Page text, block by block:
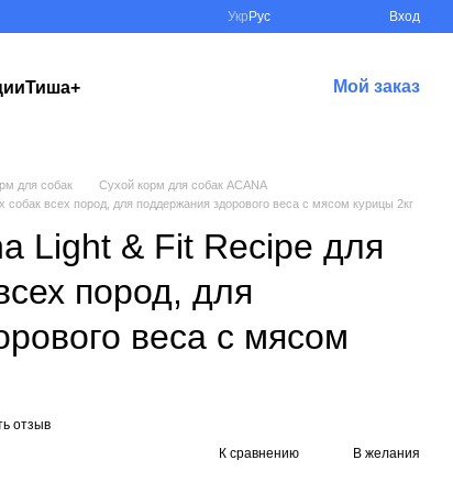
Укр Рус Вход
Тиша+ Мой заказ
для собак
Сухой корм для собак ACANA
всех пород, для поддержания здорового веса с мясом курицы 2кг
Light & Fit Recipe для
пород, для
веса с мясом
отзыв
К сравнению В желания